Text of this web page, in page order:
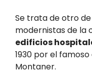
Se trata de otro
modernistas de la
edificios
1930 por el
Montaner.